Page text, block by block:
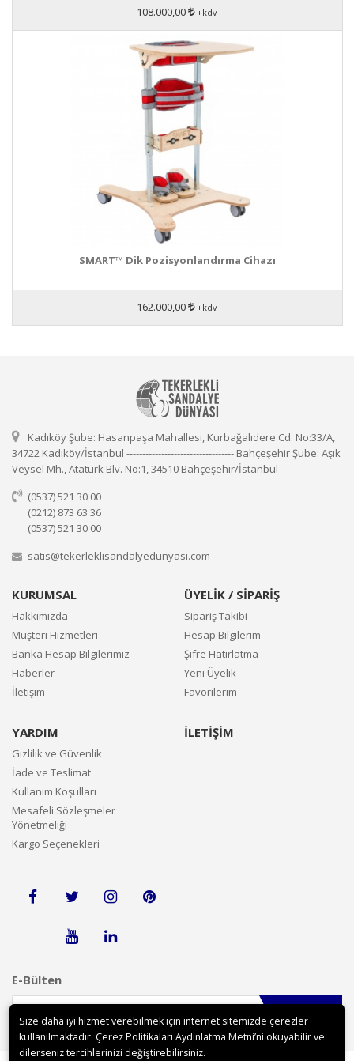
108.000,00 +kdv
SMART™ Dik Pozisyonlandırma Cihazı
162.000,00 +kdv
Kadıköy Şube: Hasanpaşa Mahallesi, Kurbağalıdere Cd. No:33/A,
34722 Kadıköy/İstanbul ---------------------------------- Bahçeşehir Şube: Aşık
Veysel Mh., Atatürk Blv. No:1, 34510 Bahçeşehir/İstanbul
(0537) 521 30 00
(0212) 873 63 36
(0537) 521 30 00
satis@tekerleklisandalyedunyasi.com
KURUMSAL
Hakkımızda
Müşteri Hizmetleri
Banka Hesap Bilgilerimiz
Haberler
İletişim
ÜYELİK / SİPARİŞ
Sipariş Takibi
Hesap Bilgilerim
Şifre Hatırlatma
Yeni Üyelik
Favorilerim
YARDIM
Gizlilik ve Güvenlik
İade ve Teslimat
Kullanım Koşulları
Mesafeli Sözleşmeler
Yönetmeliği
Kargo Seçenekleri
İLETİŞİM
E-Bülten
Size daha iyi hizmet verebilmek için internet sitemizde çerezler
kullanılmaktadır. Çerez Politikaları Aydınlatma Metni’ni okuyabilir ve
dilerseniz tercihlerinizi değiştirebilirsiniz.